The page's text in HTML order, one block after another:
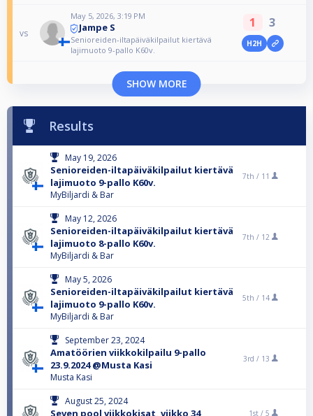
vs
May 5, 2026, 3:19 PM
Jampe S
Senioreiden-iltapäiväkilpailut kiertävä
lajimuoto 9-pallo K60v.
1 3
H2H
SHOW MORE
Results
May 19, 2026
Senioreiden-iltapäiväkilpailut kiertävä
lajimuoto 9-pallo K60v.
MyBiljardi & Bar
7th / 11
May 12, 2026
Senioreiden-iltapäiväkilpailut kiertävä
lajimuoto 8-pallo K60v.
MyBiljardi & Bar
7th / 12
May 5, 2026
Senioreiden-iltapäiväkilpailut kiertävä
lajimuoto 9-pallo K60v.
MyBiljardi & Bar
5th / 14
September 23, 2024
Amatöörien viikkokilpailu 9-pallo
23.9.2024 @Musta Kasi
Musta Kasi
3rd / 13
August 25, 2024
Seven pool viikkokisat, viikko 34 1st / 5